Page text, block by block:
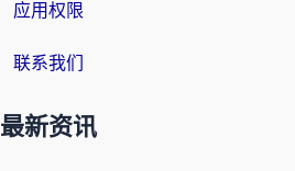
应用权限
联系我们
最新资讯